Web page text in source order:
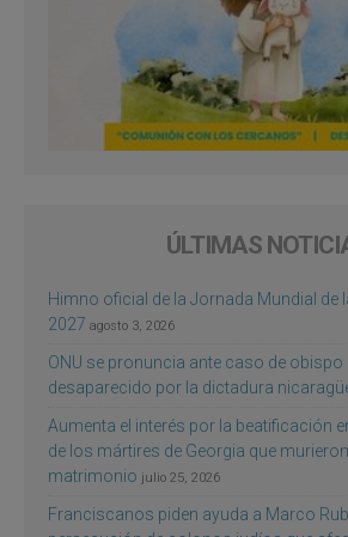
ÚLTIMAS
Himno oficial de la Jornada Mundial de
2027 agosto 3, 2026
ONU se pronuncia ante caso de
desaparecido por la dictadura
Aumenta el interés por la beatificación
de los mártires de Georgia que
matrimonio julio 25, 2026
Franciscanos piden ayuda a Marco